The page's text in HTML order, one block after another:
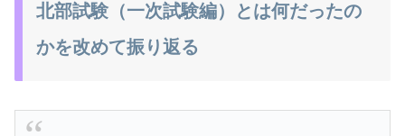
北部試験（一次試験編）とは何だったの
かを改めて振り返る